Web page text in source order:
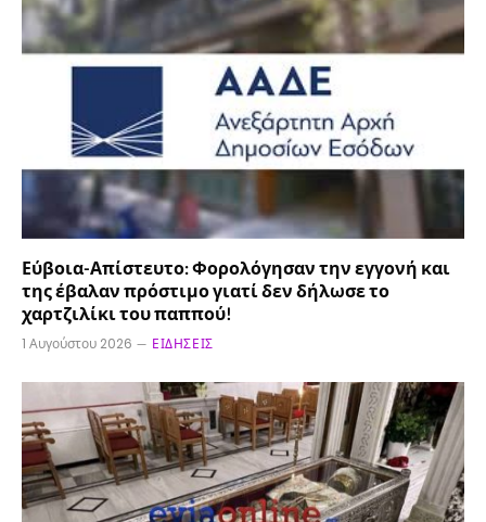
Εύβοια-Απίστευτο: Φορολόγησαν την εγγονή και
της έβαλαν πρόστιμο γιατί δεν δήλωσε το
χαρτζιλίκι του παππού!
1 Αυγούστου 2026 ΕΙΔΉΣΕΙΣ